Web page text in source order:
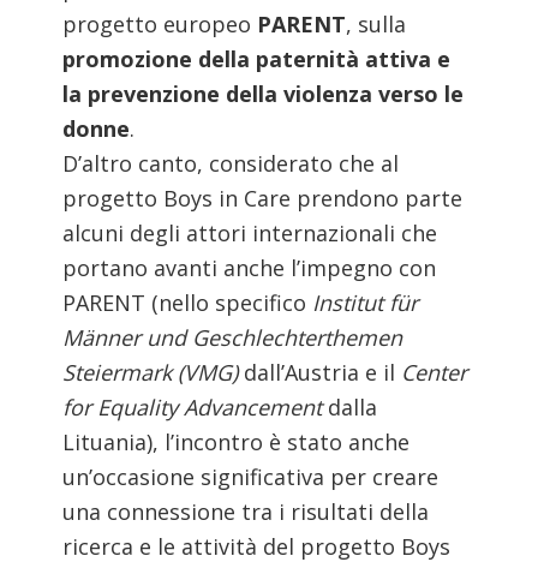
progetto europeo PARENT, sulla
promozione della paternità attiva e
la prevenzione della violenza verso le
donne.
D’altro canto, considerato che al
progetto Boys in Care prendono parte
alcuni degli attori internazionali che
portano avanti anche l’impegno con
PARENT (nello specifico Institut für
Männer und Geschlechterthemen
Steiermark (VMG)dall’Austria e il Center
for Equality Advancementdalla
Lituania), l’incontro è stato anche
un’occasione significativa per creare
una connessione tra i risultati della
ricerca e le attività del progetto Boys